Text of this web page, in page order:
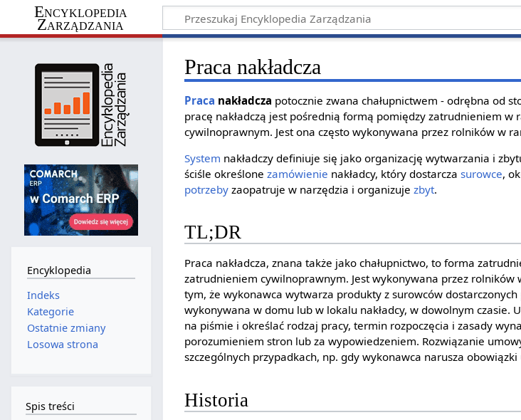
Encyklopedia
Zarządzania
Praca nakładcza
Praca nakładcza potocznie zwana chałupnictwem - odrębna od
pracę nakładczą jest pośrednią formą pomiędzy zatrudnieniem
cywilnoprawnym. Jest ona często wykonywana przez rolników w
System nakładczy definiuje się jako organizację wytwarzania i
ściśle określonezamówienie nakładcy, który dostarczasurowce,
potrzeby zaopatruje w narzędzia i organizujezbyt.
TL;DR
Praca nakładcza, znana także jako chałupnictwo, to forma
zatrudnieniem cywilnoprawnym. Jest wykonywana przez rolników
tym, że wykonawca wytwarza produkty z surowców dostarczonych
wykonywana w domu lub w lokalu nakładcy, w dowolnym czasie.
na piśmie i określać rodzaj pracy, termin rozpoczęcia i zasady
porozumieniem stron lub za wypowiedzeniem. Rozwiązanie
szczególnych przypadkach, np. gdy wykonawca narusza
Historia
Encyklopedia
Indeks
Kategorie
Ostatnie zmiany
Losowa strona
Spis treści